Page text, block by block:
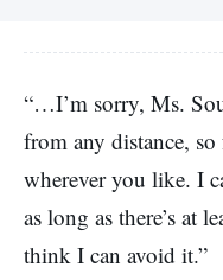
“…I’m sorry, Ms.
from any distance,
wherever you like. I
as long as there’s at
think I can avoid it.”